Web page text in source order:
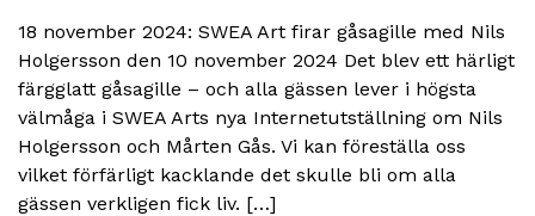
18 november 2024: SWEA Art firar gåsagille med Nils
Holgersson den 10 november 2024 Det blev ett härligt
färgglatt gåsagille – och alla gässen lever i högsta
välmåga i SWEA Arts nya Internetutställning om Nils
Holgersson och Mårten Gås. Vi kan föreställa oss
vilket förfärligt kacklande det skulle bli om alla
gässen verkligen fick liv. […]